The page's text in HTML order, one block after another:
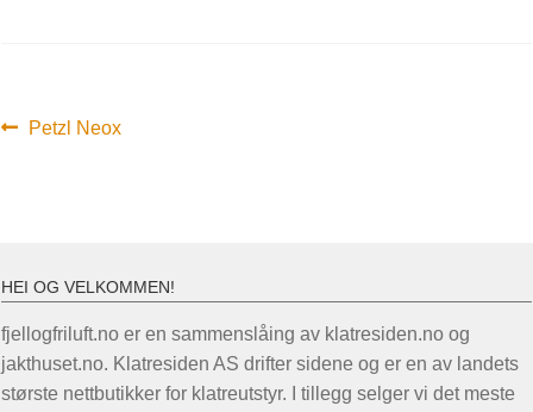
Innleggsnavigasjon
Forrige
Petzl Neox
HEI OG VELKOMMEN!
fjellogfriluft.no er en sammenslåing av klatresiden.no og
jakthuset.no. Klatresiden AS drifter sidene og er en av landets
største nettbutikker for klatreutstyr. I tillegg selger vi det meste